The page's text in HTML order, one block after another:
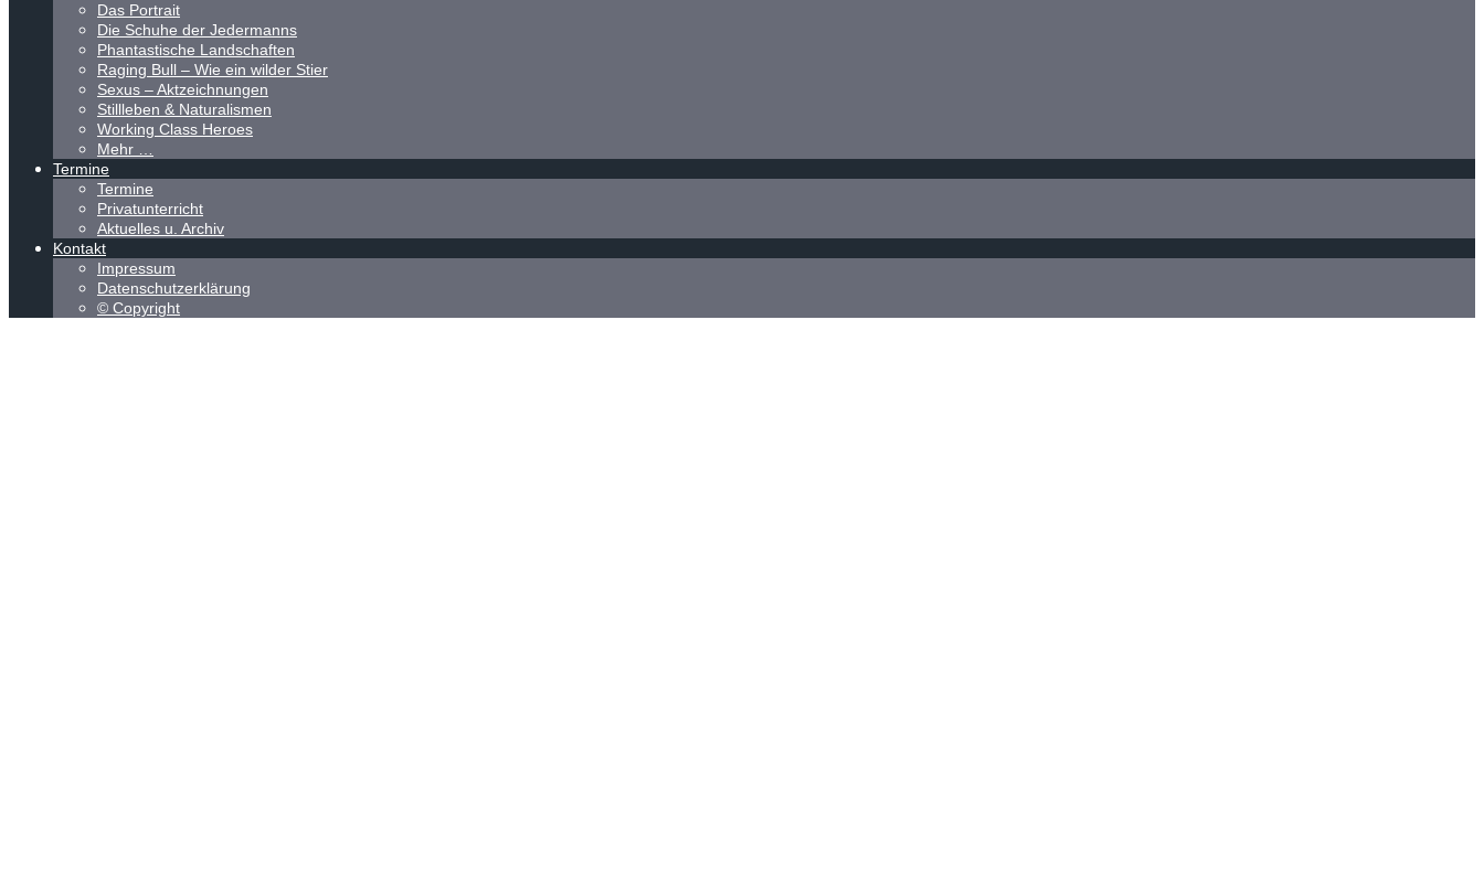
Das Portrait
Die Schuhe der Jedermanns
Phantastische Landschaften
Raging Bull – Wie ein wilder Stier
Sexus – Aktzeichnungen
Stillleben & Naturalismen
Working Class Heroes
Mehr …
Termine
Termine
Privatunterricht
Aktuelles u. Archiv
Kontakt
Impressum
Datenschutzerklärung
© Copyright